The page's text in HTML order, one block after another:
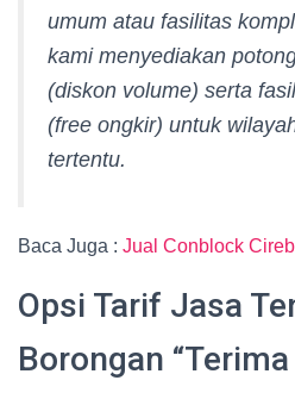
umum atau fasilitas
kami menyediakan
(diskon volume) serta
(free ongkir) untuk
tertentu.
Baca Juga : Jual Conblock
Opsi Tarif Jasa
Borongan